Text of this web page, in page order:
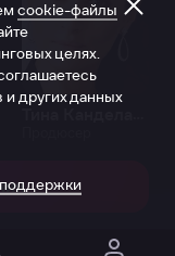
cookie-файлы
целях.
других данных